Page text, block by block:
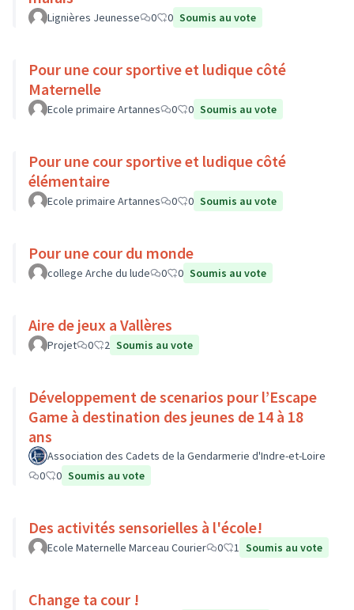
Lignières Jeunesse 0 0 Soumis au vote
Pour une cour sportive et ludique côté
Maternelle
Ecole primaire Artannes 0 0 Soumis au vote
Pour une cour sportive et ludique côté
élémentaire
Ecole primaire Artannes 0 0 Soumis au vote
Pour une cour du monde
college Arche du lude 0 0 Soumis au vote
Aire de jeux a Vallères
Projet 0 2 Soumis au vote
Développement de scenarios pour l’Escape
Game à destination des jeunes de 14 à 18
ans
Association des Cadets de la Gendarmerie d'Indre-et-Loire
0
0 Soumis au vote
Des activités sensorielles à l'école!
Ecole Maternelle Marceau Courier 0 1 Soumis au vote
Change ta cour !